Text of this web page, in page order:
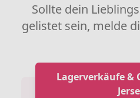
Sollte dein
gelistet sein, melde
Lagerverkäufe &